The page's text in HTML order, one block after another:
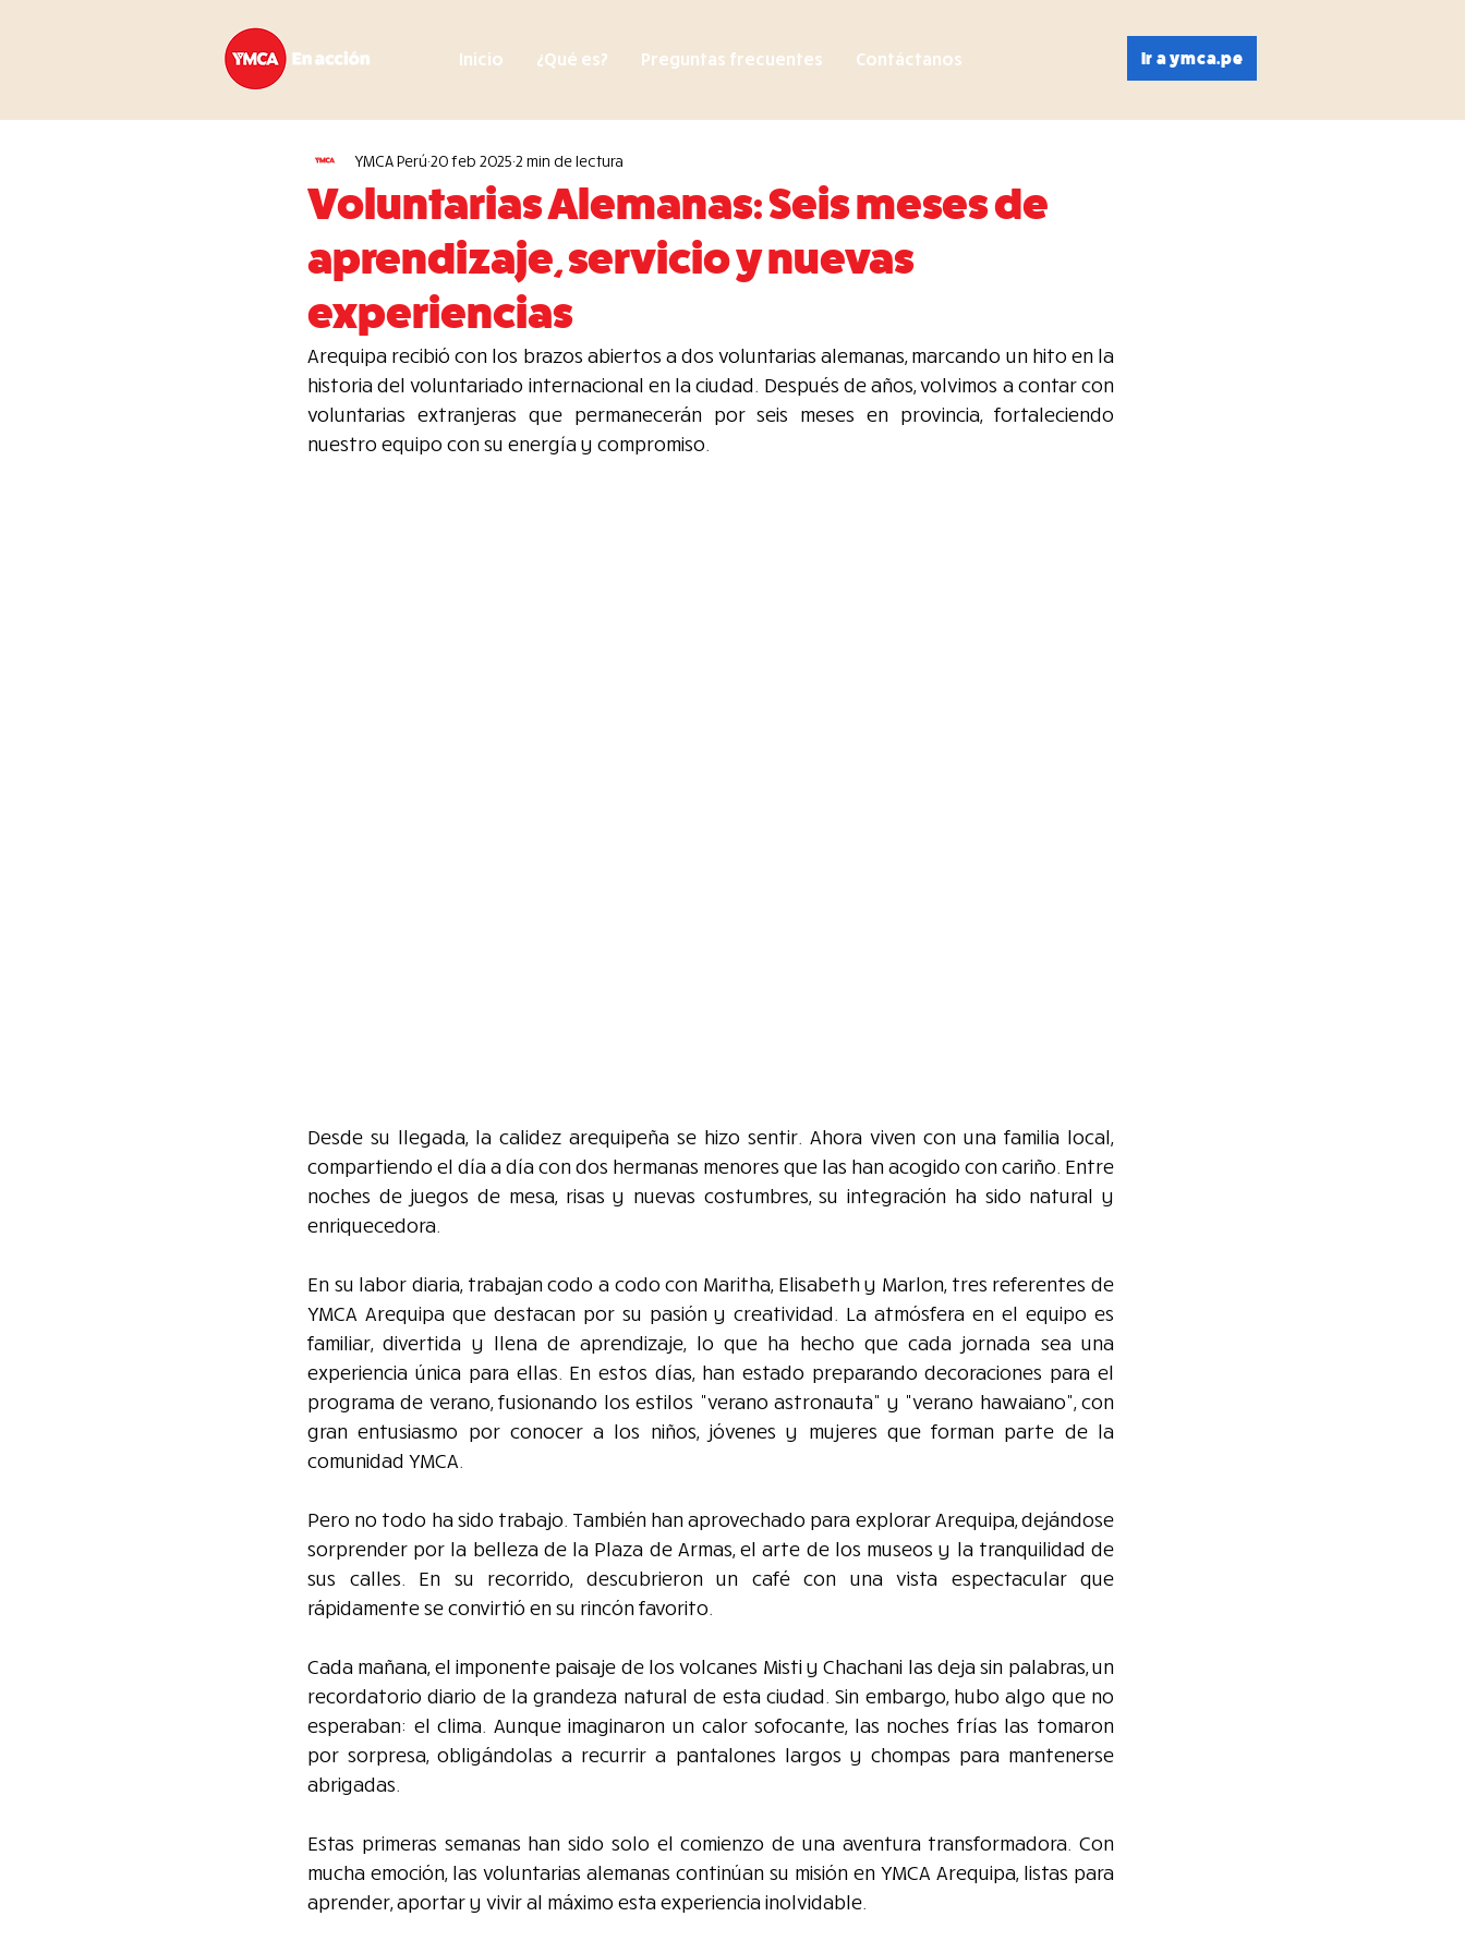
Inicio ¿Qué es? Preguntas frecuentes Contáctanos Ir a ymca.pe
Voluntarias Alemanas: Seis meses de
aprendizaje, servicio y nuevas
experiencias
YMCA Perú 20 feb 2025 2 min de lectura
Arequipa recibió con los brazos abiertos a dos voluntarias alemanas, marcando un hito en la
historia del voluntariado internacional en la ciudad. Después de años, volvimos a contar con
voluntarias extranjeras que permanecerán por seis meses en provincia, fortaleciendo
nuestro equipo con su energía y compromiso.
Desde su llegada, la calidez arequipeña se hizo sentir. Ahora viven con una familia local,
compartiendo el día a día con dos hermanas menores que las han acogido con cariño. Entre
noches de juegos de mesa, risas y nuevas costumbres, su integración ha sido natural y
enriquecedora.
En su labor diaria, trabajan codo a codo con Maritha, Elisabeth y Marlon, tres referentes de
YMCA Arequipa que destacan por su pasión y creatividad. La atmósfera en el equipo es
familiar, divertida y llena de aprendizaje, lo que ha hecho que cada jornada sea una
experiencia única para ellas. En estos días, han estado preparando decoraciones para el
programa de verano, fusionando los estilos "verano astronauta" y "verano hawaiano", con
gran entusiasmo por conocer a los niños, jóvenes y mujeres que forman parte de la
comunidad YMCA.
Pero no todo ha sido trabajo. También han aprovechado para explorar Arequipa, dejándose
sorprender por la belleza de la Plaza de Armas, el arte de los museos y la tranquilidad de
sus calles. En su recorrido, descubrieron un café con una vista espectacular que
rápidamente se convirtió en su rincón favorito.
Cada mañana, el imponente paisaje de los volcanes Misti y Chachani las deja sin palabras, un
recordatorio diario de la grandeza natural de esta ciudad. Sin embargo, hubo algo que no
esperaban: el clima. Aunque imaginaron un calor sofocante, las noches frías las tomaron
por sorpresa, obligándolas a recurrir a pantalones largos y chompas para mantenerse
abrigadas.
Estas primeras semanas han sido solo el comienzo de una aventura transformadora. Con
mucha emoción, las voluntarias alemanas continúan su misión en YMCA Arequipa, listas para
aprender, aportar y vivir al máximo esta experiencia inolvidable.